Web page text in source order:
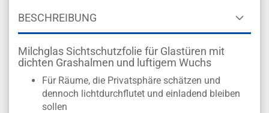
BESCHREIBUNG
Milchglas Sichtschutzfolie für Glastüren mit
dichten Grashalmen und luftigem Wuchs
Für Räume, die Privatsphäre schätzen und
dennoch lichtdurchflutet und einladend bleiben
sollen